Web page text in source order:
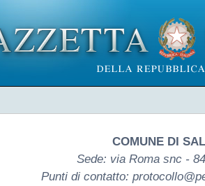
COMUNE DI
Sede: via Roma snc -
Punti di contatto: